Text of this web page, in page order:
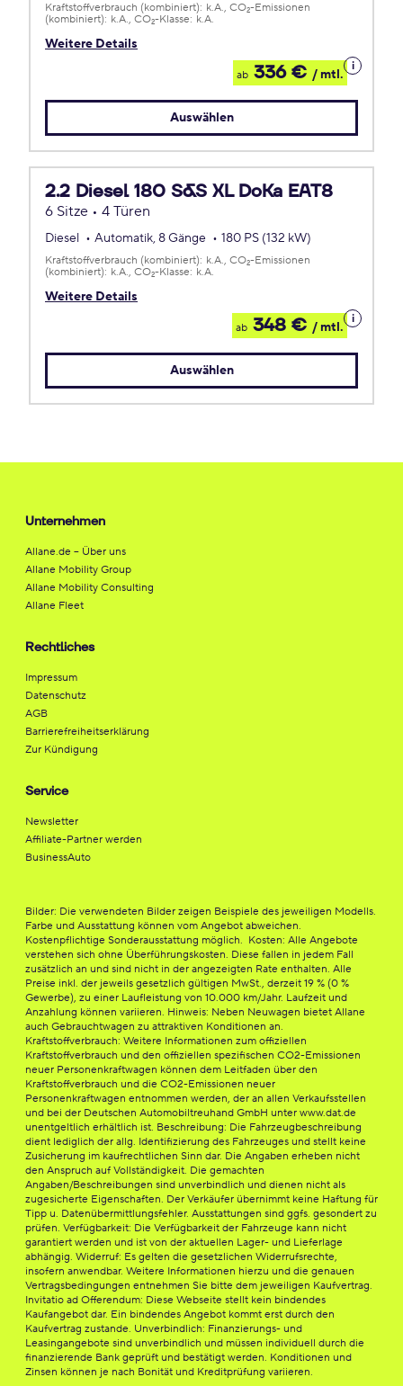
Weitere Details
Kraftstoffverbrauch (kombiniert): k.A. CO2-Emissionen
(kombiniert): k.A. CO2-Klasse: k.A.
ab 336 € / mtl.
Details
zum
Auswählen
2.2 Diesel 180 S&S XL DoKa EAT8
6 Sitze • 4 Türen
Diesel Automatik, 8 Gänge 180 PS (132 kW)
Weitere Details
Kraftstoffverbrauch (kombiniert): k.A. CO2-Emissionen
(kombiniert): k.A. CO2-Klasse: k.A.
ab 348 € / mtl.
Details
zum
Auswählen
Unternehmen
Allane.de – Über uns
Allane Mobility Group
Allane Mobility Consulting
Allane Fleet
Rechtliches
Impressum
Datenschutz
AGB
Barrierefreiheitserklärung
Zur Kündigung
Service
Newsletter
Affiliate-Partner werden
BusinessAuto
Bilder: Die verwendeten Bilder zeigen Beispiele des jeweiligen Modells.
Farbe und Ausstattung können vom Angebot abweichen.
Kostenpflichtige Sonderausstattung möglich. Kosten: Alle Angebote
verstehen sich ohne Überführungskosten. Diese fallen in jedem Fall
zusätzlich an und sind nicht in der angezeigten Rate enthalten. Alle
Preise inkl. der jeweils gesetzlich gültigen MwSt., derzeit 19 % (0 %
Gewerbe), zu einer Laufleistung von 10.000 km/Jahr. Laufzeit und
Anzahlung können variieren. Hinweis: Neben Neuwagen bietet Allane
auch Gebrauchtwagen zu attraktiven Konditionen an.
Kraftstoffverbrauch: Weitere Informationen zum offiziellen
Kraftstoffverbrauch und den offiziellen spezifischen CO2-Emissionen
neuer Personenkraftwagen können dem Leitfaden über den
Kraftstoffverbrauch und die CO2-Emissionen neuer
Personenkraftwagen entnommen werden, der an allen Verkaufsstellen
und bei der Deutschen Automobiltreuhand GmbH unter www.dat.de
unentgeltlich erhältlich ist. Beschreibung: Die Fahrzeugbeschreibung
dient lediglich der allg. Identifizierung des Fahrzeuges und stellt keine
Zusicherung im kaufrechtlichen Sinn dar. Die Angaben erheben nicht
den Anspruch auf Vollständigkeit. Die gemachten
Angaben/Beschreibungen sind unverbindlich und dienen nicht als
zugesicherte Eigenschaften. Der Verkäufer übernimmt keine Haftung für
Tipp u. Datenübermittlungsfehler. Ausstattungen sind ggfs. gesondert zu
prüfen. Verfügbarkeit: Die Verfügbarkeit der Fahrzeuge kann nicht
garantiert werden und ist von der aktuellen Lager- und Lieferlage
abhängig. Widerruf: Es gelten die gesetzlichen Widerrufsrechte,
insofern anwendbar. Weitere Informationen hierzu und die genauen
Vertragsbedingungen entnehmen Sie bitte dem jeweiligen Kaufvertrag.
Invitatio ad Offerendum: Diese Webseite stellt kein bindendes
Kaufangebot dar. Ein bindendes Angebot kommt erst durch den
Kaufvertrag zustande. Unverbindlich: Finanzierungs- und
Leasingangebote sind unverbindlich und müssen individuell durch die
finanzierende Bank geprüft und bestätigt werden. Konditionen und
Zinsen können je nach Bonität und Kreditprüfung variieren.